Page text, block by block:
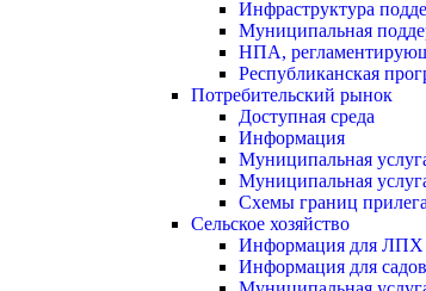
Инфраструктура
Муниципальная
НПА,
Республиканская
Потребительский рынок
Доступная среда
Информация
Муниципальная
Муниципальная
Схемы границ
Сельское хозяйство
Информация для ЛПХ
Информация для